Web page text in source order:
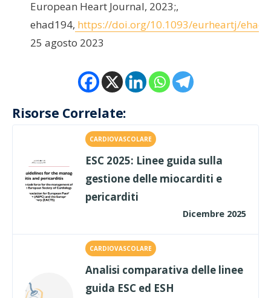
European Heart Journal, 2023;,
ehad194, https://doi.org/10.1093/eurheartj/
25 agosto 2023
Risorse Correlate:
CARDIOVASCOLARE
ESC 2025: Linee guida sulla
gestione delle miocarditi e
pericarditi
Dicembre 2025
CARDIOVASCOLARE
Analisi comparativa delle linee
guida ESC ed ESH